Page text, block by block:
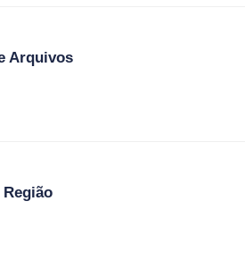
Arquivos